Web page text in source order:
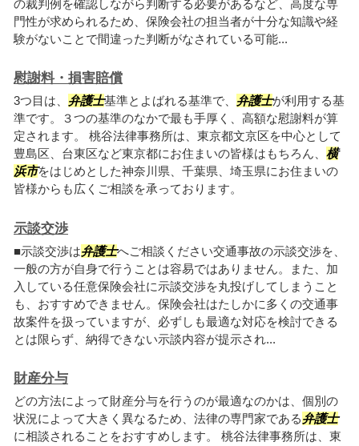
の裁判例を確認しながら判断する必要があるなど、高度な専
門性が求められるため、保険会社の担当者が十分な知識や経
験がないことで間違った判断がなされている可能...
慰謝料・損害賠償
3つ目は、 弁護士基準とよばれる基準で、 弁護士が利用する基
準です。３つの基準のなかで最も手厚く、高額な慰謝料が算
定されます。 桃谷法律事務所は、東京都文京区を中心として
豊島区、台東区など東京都にお住まいの皆様はもちろん、 横
浜市をはじめとした神奈川県、千葉県、埼玉県にお住まいの
皆様からも広くご相談を承っております。
示談交渉
■示談交渉は弁護士へご相談ください交通事故の示談交渉を、
一般の方が自身で行うことは容易ではありません。また、加
入している任意保険会社に示談交渉を丸投げしてしまうこと
も、おすすめできません。保険会社はたしかに多くの交通事
故案件を扱っていますが、必ずしも最適な対応を検討できる
とは限らず、納得できない示談内容が提示され...
財産分与
どの方法によって財産分与を行うのが最適なのかは、個別の
状況によって大きく異なるため、法律の専門家である弁護士
に相談されることをおすすめします。 桃谷法律事務所は、東